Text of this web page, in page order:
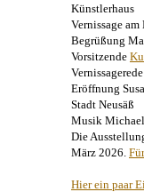
Künstlerhaus
Vernissage
Begrüßung
Vorsitzende
Vernissagerede
Eröffnung
Stadt Neusäß
Musik
Die
März 2026.
Hier ein paar